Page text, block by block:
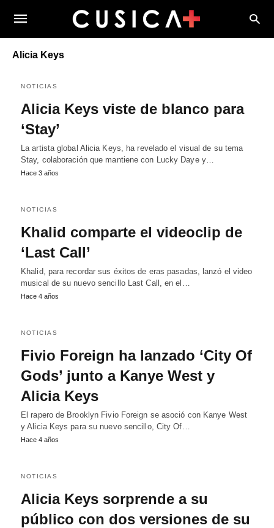
Alicia Keys
NOTICIAS
Alicia Keys viste de blanco para
‘Stay’
La artista global Alicia Keys, ha revelado el visual de su tema
Stay, colaboración que mantiene con Lucky Daye y…
Hace 3 años
NOTICIAS
Khalid comparte el videoclip de
‘Last Call’
Khalid, para recordar sus éxitos de eras pasadas, lanzó el video
musical de su nuevo sencillo Last Call, en el…
Hace 4 años
NOTICIAS
Fivio Foreign ha lanzado ‘City Of
Gods’ junto a Kanye West y
Alicia Keys
El rapero de Brooklyn Fivio Foreign se asoció con Kanye West
y Alicia Keys para su nuevo sencillo, City Of…
Hace 4 años
NOTICIAS
Alicia Keys sorprende a su
público con dos versiones de su